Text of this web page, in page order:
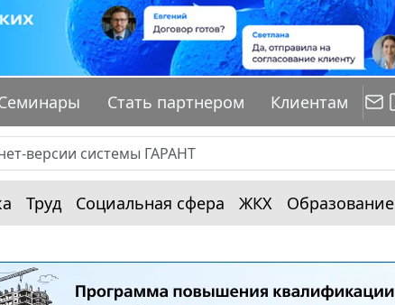
Стать партнером Клиентам
Труд Социальная сфера ЖКХ Образование